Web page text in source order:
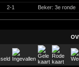
2-1 Beker: 3e ronde